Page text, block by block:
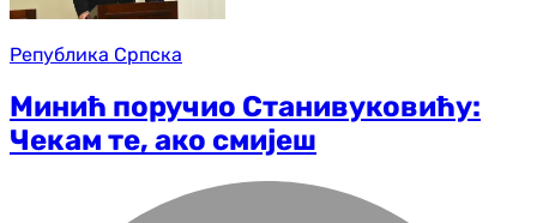
Република Српска
Минић поручио Станивуковићу:
Чекам те, ако смијеш